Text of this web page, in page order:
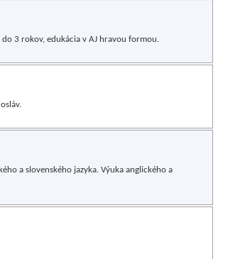
3 rokov, edukácia v AJ hravou formou.
a slovenského jazyka. Výuka anglického a